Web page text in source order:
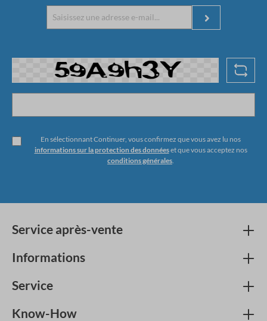
En sélectionnant Continuer, vous confirmez que vous avez lu nos
informations sur la protection des donnéeset que vous acceptez nos
conditions générales.
Service après-vente
Informations
Service
Know-How